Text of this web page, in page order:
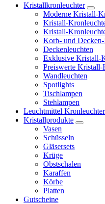
Kristallkronleuchter
Moderne Kristall-
Kristall-
Kristall-
Korb- und
Deckenleuchten
Exklusive Kristall-
Preiswerte Kristall-
Wandleuchten
Spotlights
Tischlampen
Stehlampen
Leuchtmittel Kronleuchter
Kristallprodukte
Vasen
Schüsseln
Gläsersets
Krüge
Obstschalen
Karaffen
Körbe
Platten
Gutscheine